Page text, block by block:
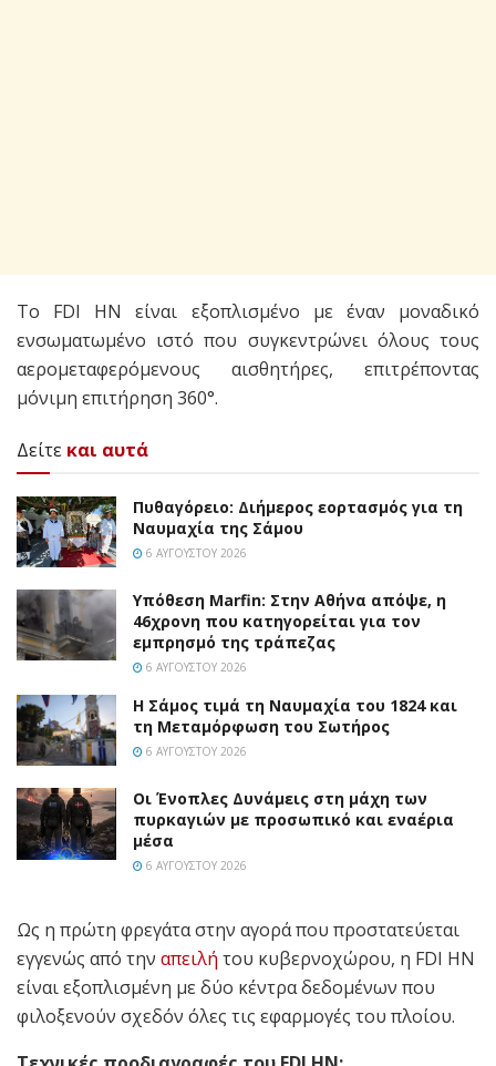
Το FDI HN είναι εξοπλισμένο με έναν μοναδικό
ενσωματωμένο ιστό που συγκεντρώνει όλους τους
αερομεταφερόμενους αισθητήρες, επιτρέποντας
μόνιμη επιτήρηση 360°.
Δείτε και αυτά
Πυθαγόρειο: Διήμερος εορτασμός για τη
Ναυμαχία της Σάμου
6 ΑΥΓΟΎΣΤΟΥ 2026
Υπόθεση Marfin: Στην Αθήνα απόψε, η
46χρονη που κατηγορείται για τον
εμπρησμό της τράπεζας
6 ΑΥΓΟΎΣΤΟΥ 2026
Η Σάμος τιμά τη Ναυμαχία του 1824 και
τη Μεταμόρφωση του Σωτήρος
6 ΑΥΓΟΎΣΤΟΥ 2026
Οι Ένοπλες Δυνάμεις στη μάχη των
πυρκαγιών με προσωπικό και εναέρια
μέσα
6 ΑΥΓΟΎΣΤΟΥ 2026
Ως η πρώτη φρεγάτα στην αγορά που προστατεύεται
εγγενώς από την απειλή του κυβερνοχώρου, η FDI HN
είναι εξοπλισμένη με δύο κέντρα δεδομένων που
φιλοξενούν σχεδόν όλες τις εφαρμογές του πλοίου.